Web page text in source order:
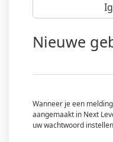
Nieuwe
Wanneer je een
aangemaakt in Next
uw wachtwoord